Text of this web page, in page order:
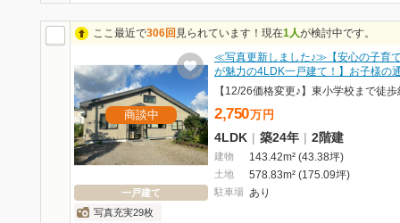
ここ最近で306回 見られています！現在1人が検討中です。
商談中
一戸建て
写真充実29枚
≪写真更新しました♪≫【安心の子育
が魅力の4LDK一戸建て！】お子様の
2,750万 円
4LDK | 築24年 | 2階建
建物 143.42m² (43.38坪)
土地 578.83m² (175.09坪)
駐車場 あり